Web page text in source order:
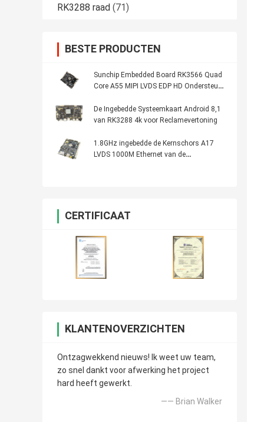
RK3288 raad (71)
BESTE PRODUCTEN
Sunchip Embedded Board RK3566 Quad
Core A55 MIPI LVDS EDP HD Ondersteund
De Ingebedde Systeemkaart Android 8,1
van RK3288 4k voor Reclamevertoning
1.8GHz ingebedde de Kernschors A17
LVDS 1000M Ethernet van de
CERTIFICAAT
KLANTENOVERZICHTEN
Ontzagwekkend nieuws! Ik weet uw team,
zo snel dankt voor afwerking het project
hard heeft gewerkt.
—— Brian Walker